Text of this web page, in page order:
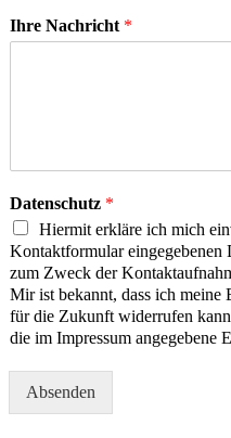
Ihre Nachricht *
Datenschutz *
Hiermit erkläre ich mich
Kontaktformular eingegebenen
zum Zweck der
Mir ist bekannt, dass ich
für die Zukunft widerrufen
die im Impressum angegebene
Absenden